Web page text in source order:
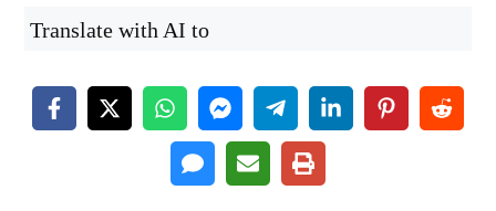
Translate with AI to